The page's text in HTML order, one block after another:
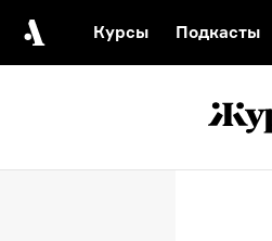
Курсы Подкасты